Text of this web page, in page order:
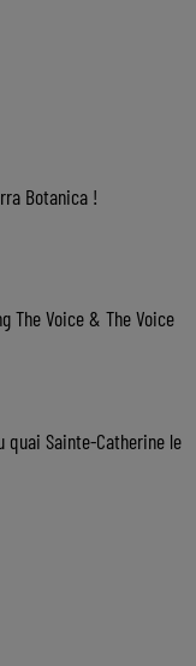
Botanica !
The Voice & The Voice
quai Sainte-Catherine le